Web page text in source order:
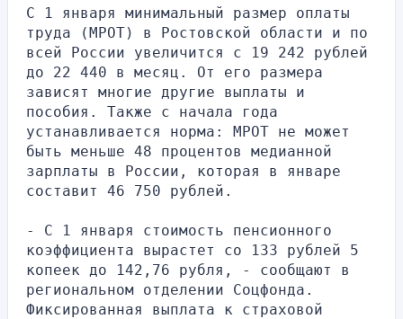
С 1 января минимальный размер оплаты
труда (МРОТ) в Ростовской области и по
всей России увеличится с 19 242 рублей
до 22 440 в месяц. От его размера
зависят многие другие выплаты и
пособия. Также с начала года
устанавливается норма: МРОТ не может
быть меньше 48 процентов медианной
зарплаты в России, которая в январе
составит 46 750 рублей.
- С 1 января стоимость пенсионного
коэффициента вырастет со 133 рублей 5
копеек до 142,76 рубля, - сообщают в
региональном отделении Соцфонда.
Фиксированная выплата к страховой